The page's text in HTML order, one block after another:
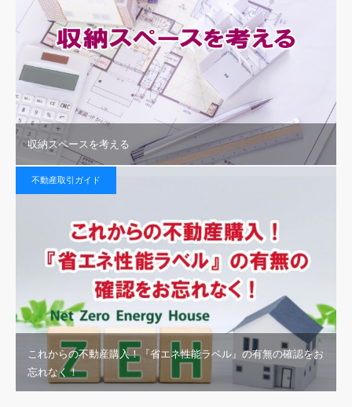
収納スペースを考える
不動産取引ガイド
これからの不動産購入！『省エネ性能ラベル』の有無の確認をお
忘れなく！